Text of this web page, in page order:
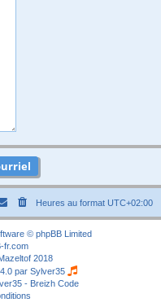
Heures au format UTC+02:00
© phpBB Limited
fr.com
2018
par Sylver35
- Breizh Code